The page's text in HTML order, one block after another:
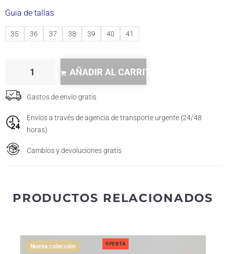
Guia de tallas
35 36 37 38 39 40 41
AÑADIR AL CARRITO
Gastos de envío gratis
Envíos a través de agencia de transporte urgente (24/48
horas)
Cambios y devoluciones gratis
PRODUCTOS RELACIONADOS
OFERTA